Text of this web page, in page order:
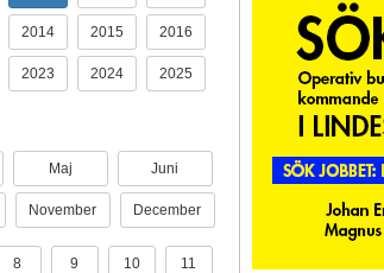
2014 2015 2016
2023 2024 2025
Maj Juni
November December
8 9 10 11